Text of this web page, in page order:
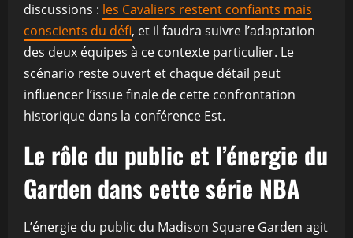
discussions : les Cavaliers restent confiants mais
conscients du défi, et il faudra suivre l’adaptation
des deux équipes à ce contexte particulier. Le
scénario reste ouvert et chaque détail peut
influencer l’issue finale de cette confrontation
historique dans la conférence Est.
Le rôle du public et l’énergie du
Garden dans cette série NBA
L’énergie du public du Madison Square Garden agit